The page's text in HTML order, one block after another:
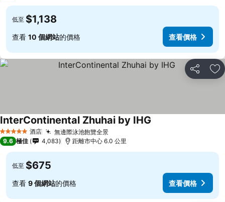
低至 $1,138
查看 10 個網站的價格 查看價格
分享 放
5 星級 酒店 無邊際泳池飽覽全景
InterContinental Zhuhai by IHG
9.6 極佳 4,083 距離市中心 6.0 公里
低至 $675
查看 9 個網站的價格 查看價格